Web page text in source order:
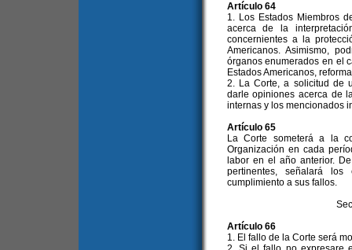
Artículo 64
1. Los Estados Miembros
acerca de la
concernientes a la
Americanos. Asimismo,
órganos enumerados en el
Estados Americanos,
2. La Corte, a solicitud de
darle opiniones acerca de
internas y los mencionados
Artículo 65
La Corte someterá a la
Organización en cada
labor en el año anterior.
pertinentes, señalará
cumplimiento a sus fallos.
Artículo 66
1. El fallo de la Corte será